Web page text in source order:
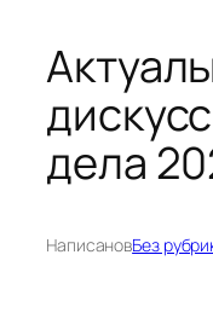
дела
НаписановБез